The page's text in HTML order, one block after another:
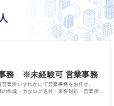
事務 ※未経験可 営業事務
業所いずれかにて営業事務をお任せ。
作成・カタログ送付・来客対応・営業所内